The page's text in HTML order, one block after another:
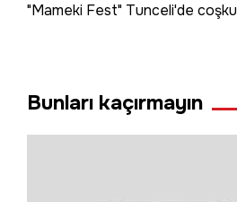
"Mameki Fest" Tunceli'de
Bunları kaçırmayın